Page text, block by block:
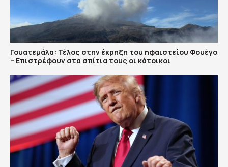
Γουατεμάλα: Τέλος στην έκρηξη του ηφαιστείου Φουέγο
– Επιστρέφουν στα σπίτια τους οι κάτοικοι